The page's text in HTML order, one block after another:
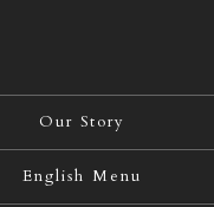
Our Story
English Menu